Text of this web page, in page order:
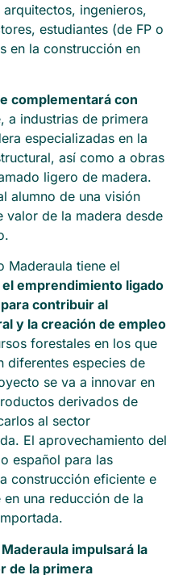
ingenieros,
estudiantes (de FP o
en la construcción en
complementará con
a industrias de primera
especializadas en la
así como a obras
ligero de madera.
alumno de una visión
valor de la madera desde
Maderaula tiene el
emprendimiento ligado
contribuir al
y la creación de empleo
forestales en los que
diferentes especies de
se va a innovar en
derivados de
al sector
El aprovechamiento del
español para las
construcción eficiente e
una reducción de la
Maderaula impulsará la
de la primera